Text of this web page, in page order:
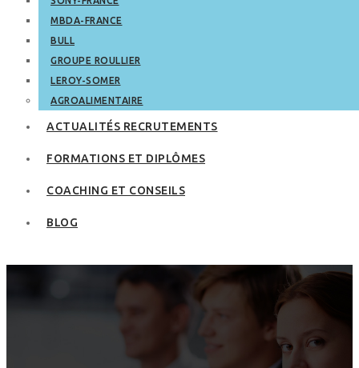
MBDA-FRANCE
BULL
GROUPE ROULLIER
LEROY-SOMER
AGROALIMENTAIRE
ACTUALITÉS RECRUTEMENTS
FORMATIONS ET DIPLÔMES
COACHING ET CONSEILS
BLOG